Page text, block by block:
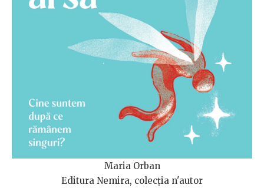
Maria Orban
Editura Nemira, colecția n'autor